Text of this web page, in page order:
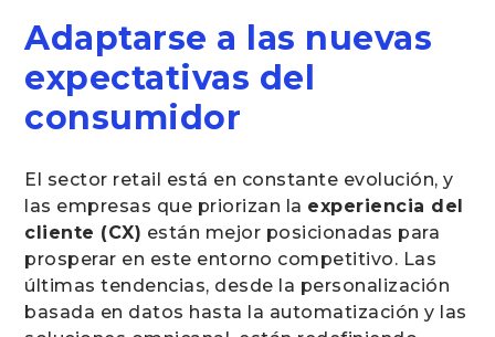
Adaptarse a las nuevas
expectativas del
consumidor
El sector retail está en constante evolución, y
las empresas que priorizan la experiencia del
cliente (CX) están mejor posicionadas para
prosperar en este entorno competitivo. Las
últimas tendencias, desde la personalización
basada en datos hasta la automatización y las